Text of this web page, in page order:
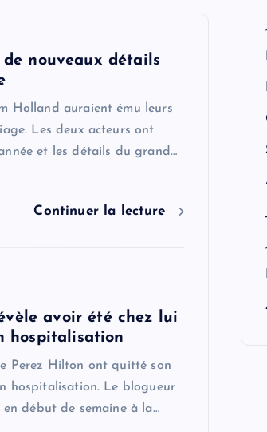
nouveaux détails
Holland auraient ému leurs
Les deux acteurs ont
et les détails du grand…
Continuer la lecture
avoir été chez lui
hospitalisation
Perez Hilton ont quitté son
hospitalisation. Le blogueur
début de semaine à la…